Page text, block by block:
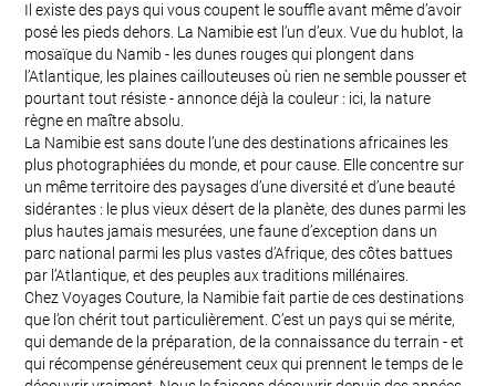
Il existe des pays qui vous coupent le souffle avant même d’avoir
posé les pieds dehors. La Namibie est l’un d’eux. Vue du hublot, la
mosaïque du Namib - les dunes rouges qui plongent dans
l’Atlantique, les plaines caillouteuses où rien ne semble pousser et
pourtant tout résiste - annonce déjà la couleur : ici, la nature
règne en maître absolu.
La Namibie est sans doute l’une des destinations africaines les
plus photographiées du monde, et pour cause. Elle concentre sur
un même territoire des paysages d’une diversité et d’une beauté
sidérantes : le plus vieux désert de la planète, des dunes parmi les
plus hautes jamais mesurées, une faune d’exception dans un
parc national parmi les plus vastes d’Afrique, des côtes battues
par l’Atlantique, et des peuples aux traditions millénaires.
Chez Voyages Couture, la Namibie fait partie de ces destinations
que l’on chérit tout particulièrement. C’est un pays qui se mérite,
qui demande de la préparation, de la connaissance du terrain - et
qui récompense généreusement ceux qui prennent le temps de le